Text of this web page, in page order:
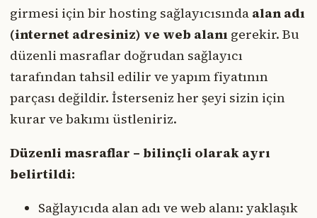
girmesi için bir hosting sağlayıcısında alan adı
(internet adresiniz) ve web alanı gerekir. Bu
düzenli masraflar doğrudan sağlayıcı
tarafından tahsil edilir ve yapım fiyatının
parçası değildir. İsterseniz her şeyi sizin için
kurar ve bakımı üstleniriz.
Düzenli masraflar – bilinçli olarak ayrı
belirtildi:
Sağlayıcıda alan adı ve web alanı: yaklaşık